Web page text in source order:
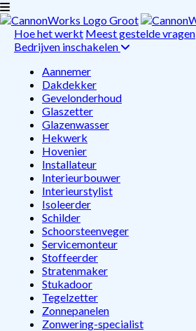
Hoe het werkt Meest gestelde vragen
Bedrijven inschakelen
Aannemer
Dakdekker
Gevelonderhoud
Glaszetter
Glazenwasser
Hekwerk
Hovenier
Installateur
Interieurbouwer
Interieurstylist
Isoleerder
Schilder
Schoorsteenveger
Servicemonteur
Stoffeerder
Stratenmaker
Stukadoor
Tegelzetter
Zonnepanelen
Zonwering-specialist